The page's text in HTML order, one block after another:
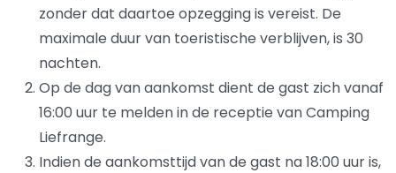
zonder dat daartoe opzegging is vereist. De
maximale duur van toeristische verblijven, is 30
nachten.
Op de dag van aankomst dient de gast zich vanaf
16:00 uur te melden in de receptie van Camping
Liefrange.
Indien de aankomsttijd van de gast na 18:00 uur is,